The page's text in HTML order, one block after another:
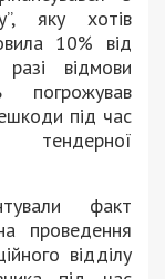
яку хотів
10% від
відмови
погрожував
під час
факт
проведення
відділу